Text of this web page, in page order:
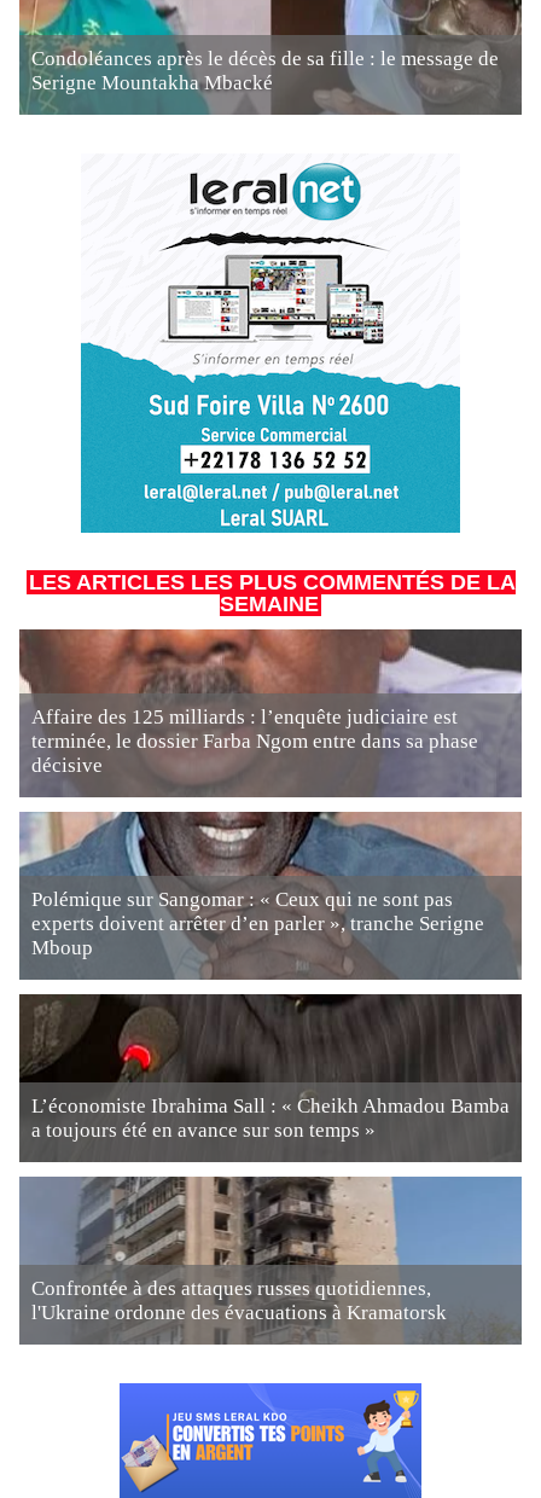
Condoléances après le décès de sa fille : le message de
Serigne Mountakha Mbacké
LES ARTICLES LES PLUS COMMENTÉS DE LA
SEMAINE
Affaire des 125 milliards : l’enquête judiciaire est
terminée, le dossier Farba Ngom entre dans sa phase
décisive
Polémique sur Sangomar : « Ceux qui ne sont pas
experts doivent arrêter d’en parler », tranche Serigne
Mboup
L’économiste Ibrahima Sall : « Cheikh Ahmadou Bamba
a toujours été en avance sur son temps »
Confrontée à des attaques russes quotidiennes,
l'Ukraine ordonne des évacuations à Kramatorsk